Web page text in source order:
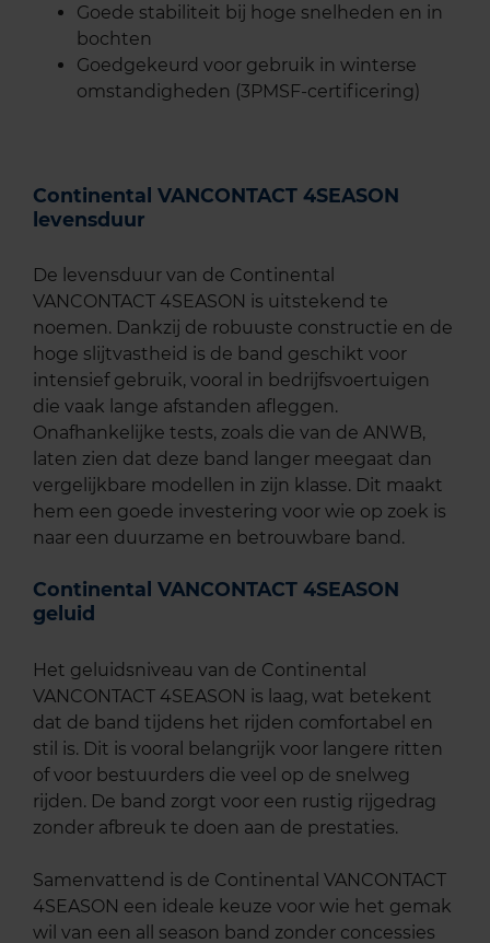
Goede stabiliteit bij hoge snelheden en in
bochten
Goedgekeurd voor gebruik in winterse
omstandigheden (3PMSF-certificering)
Continental VANCONTACT 4SEASON
levensduur
De levensduur van de Continental
VANCONTACT 4SEASON is uitstekend te
noemen. Dankzij de robuuste constructie en de
hoge slijtvastheid is de band geschikt voor
intensief gebruik, vooral in bedrijfsvoertuigen
die vaak lange afstanden afleggen.
Onafhankelijke tests, zoals die van de ANWB,
laten zien dat deze band langer meegaat dan
vergelijkbare modellen in zijn klasse. Dit maakt
hem een goede investering voor wie op zoek is
naar een duurzame en betrouwbare band.
Continental VANCONTACT 4SEASON
geluid
Het geluidsniveau van de Continental
VANCONTACT 4SEASON is laag, wat betekent
dat de band tijdens het rijden comfortabel en
stil is. Dit is vooral belangrijk voor langere ritten
of voor bestuurders die veel op de snelweg
rijden. De band zorgt voor een rustig rijgedrag
zonder afbreuk te doen aan de prestaties.
Samenvattend is de Continental VANCONTACT
4SEASON een ideale keuze voor wie het gemak
wil van een all season band zonder concessies